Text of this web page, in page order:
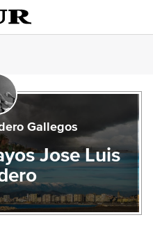
Gallegos
Jose Luis